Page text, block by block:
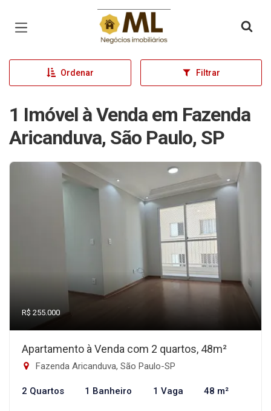
Página inicial
Ordenar Filtrar
1 Imóvel à Venda em Fazenda
Aricanduva, São Paulo, SP
R$ 255.000
Apartamento à Venda com 2 quartos, 48m²
Fazenda Aricanduva, São Paulo-SP
2 Quartos 1 Banheiro 1 Vaga 48 m²